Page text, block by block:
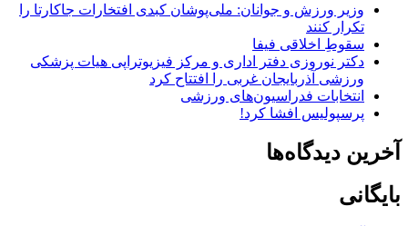
وزیر ورزش و جوانان: ملی‌پوشان کبدی افتخارات جاکارتا را
تکرار کنند
سقوطِ اخلاقی فیفا
دکتر نوروزی دفتر اداری و مرکز فیزیوتراپی هیات پزشکی
ورزشی آذربایجان غربی را افتتاح کرد
انتخابات فدراسیون‌های ورزشی
پرسپولیس افشا کرد!
آخرین دیدگاه‌ها
بایگانی